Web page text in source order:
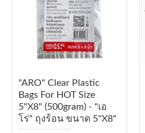
"ARO" Clear Plastic
Bags For HOT Size
5"x8" (500gram) - "เอ
โร่" ถุงร้อน ขนาด 5"x8"